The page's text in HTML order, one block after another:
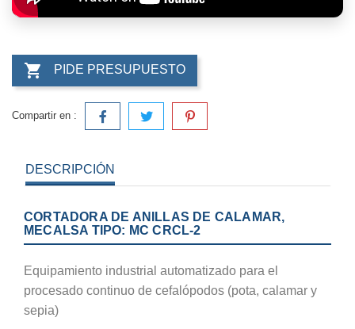
 PIDE PRESUPUESTO
Compartir en :
DESCRIPCIÓN
CORTADORA DE ANILLAS DE CALAMAR,
MECALSA TIPO: MC CRCL-2
Equipamiento industrial automatizado para el
procesado continuo de cefalópodos (pota, calamar y
sepia)